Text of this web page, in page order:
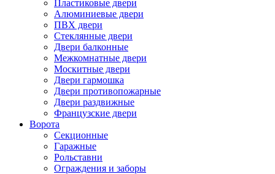
Пластиковые двери
Алюминиевые двери
ПВХ двери
Стеклянные двери
Двери балконные
Межкомнатные двери
Москитные двери
Двери гармошка
Двери противопожарные
Двери раздвижные
Французские двери
Ворота
Секционные
Гаражные
Рольставни
Ограждения и заборы